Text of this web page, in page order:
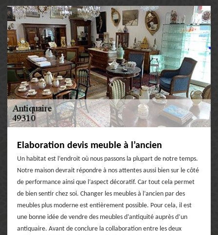
Elaboration devis meuble à l’ancien
Un habitat est l’endroit où nous passons la plupart de notre temps.
Notre maison devrait répondre à nos attentes aussi bien sur le côté
de performance ainsi que l’aspect décoratif. Car tout cela permet
de bien sentir chez soi. Changer les meubles à l’ancien par des
meubles plus moderne est entièrement possible. Pour cela, il est
une bonne idée de vendre des meubles d’antiquité auprès d’un
antiquaire. Avant de conclure la collaboration entre les deux